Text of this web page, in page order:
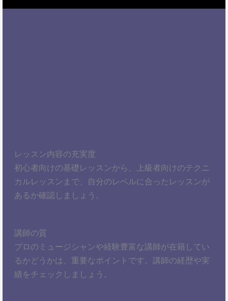
レッスン内容の充実度
初心者向けの基礎レッスンから、上級者向けのテクニ
カルレッスンまで、自分のレベルに合ったレッスンが
あるか確認しましょう。
講師の質
プロのミュージシャンや経験豊富な講師が在籍してい
るかどうかは、重要なポイントです。講師の経歴や実
績をチェックしましょう。